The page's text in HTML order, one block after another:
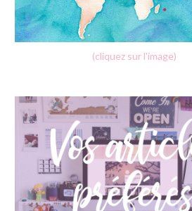
(cliquez sur l'image)